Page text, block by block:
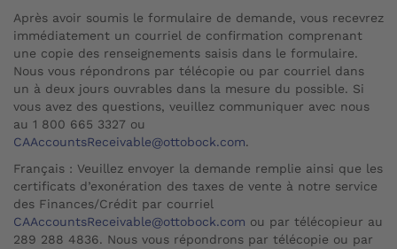
Après avoir soumis le formulaire de demande, vous recevrez
immédiatement un courriel de confirmation comprenant
une copie des renseignements saisis dans le formulaire.
Nous vous répondrons par télécopie ou par courriel dans
un à deux jours ouvrables dans la mesure du possible. Si
vous avez des questions, veuillez communiquer avec nous
au 1 800 665 3327 ou
CAAccountsReceivable@ottobock.com.
Français : Veuillez envoyer la demande remplie ainsi que les
certificats d’exonération des taxes de vente à notre service
des Finances/Crédit par courriel
CAAccountsReceivable@ottobock.com ou par télécopieur au
289 288 4836. Nous vous répondrons par télécopie ou par